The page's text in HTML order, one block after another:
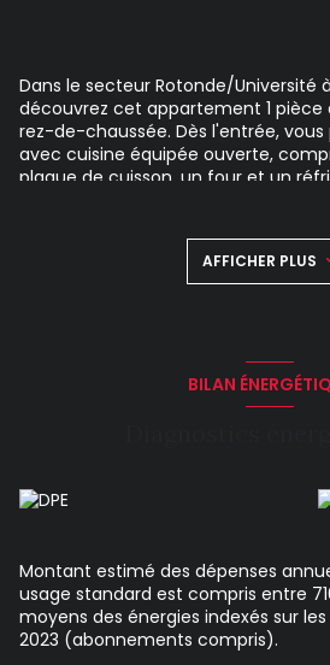
Dans le secteur Rotonde/Université
découvrez cet appartement 1 pièce
rez-de-chaussée. Dès l'entrée,
avec cuisine équipée ouverte,
plaque de cuisson, un four et un
chaude est produite par chaudière
Performance énergétique : DPE : D -
suite. Montant estimé des dépenses
les risques auxquels ce bien est
le site Géorisques : https://
AFFICHER PLUS
BILAN
Montant estimé des dépenses
usage standard est compris entre
moyens des énergies indexés sur les
2023 (abonnements compris).